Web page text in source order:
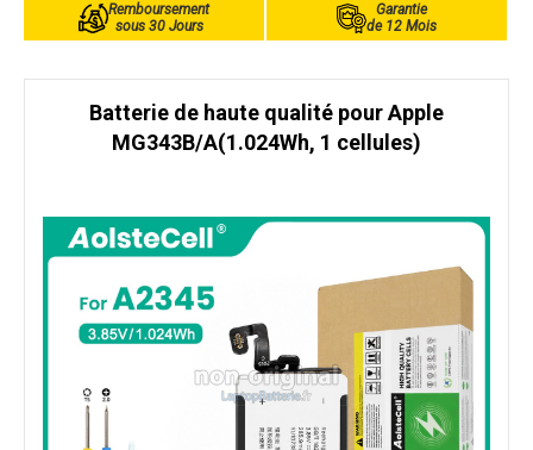
Remboursement
sous 30 Jours
Garantie
de 12 Mois
Batterie de haute qualité pour Apple
MG343B/A(1.024Wh, 1 cellules)